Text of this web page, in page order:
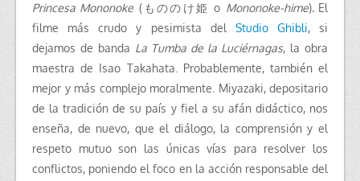
Princesa Mononoke (もののけ姫 o Mononoke-hime). El
filme más crudo y pesimista del Studio Ghibli, si
dejamos de banda La Tumba de la Luciérnagas, la obra
maestra de Isao Takahata. Probablemente, también el
mejor y más complejo moralmente. Miyazaki, depositario
de la tradición de su país y fiel a su afán didáctico, nos
enseña, de nuevo, que el diálogo, la comprensión y el
respeto mutuo son las únicas vías para resolver los
conflictos, poniendo el foco en la acción responsable del